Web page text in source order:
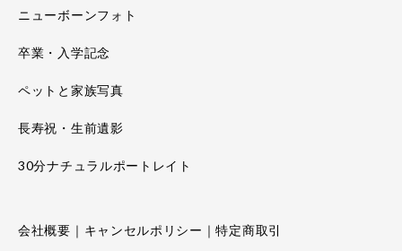
ニューボーンフォト
卒業・入学記念
ペットと家族写真
長寿祝・生前遺影
30分ナチュラルポートレイト
会社概要｜キャンセルポリシー｜特定商取引